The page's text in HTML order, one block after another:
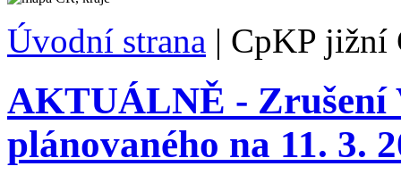
Úvodní strana | CpKP jižní
AKTUÁLNĚ - Zrušení
plánovaného na 11. 3.